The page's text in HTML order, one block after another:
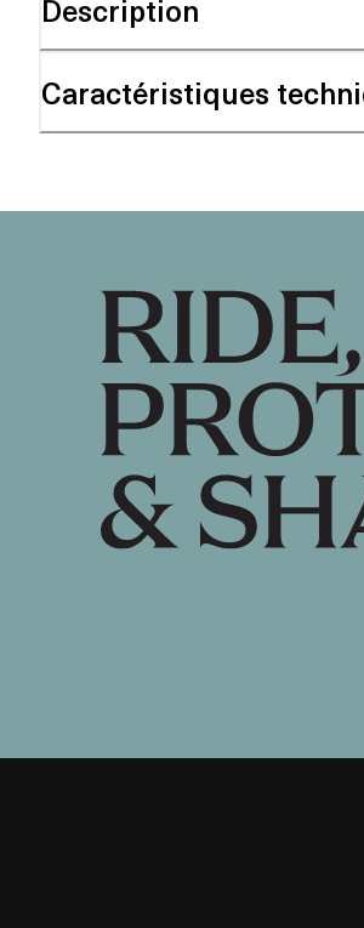
Description
Caractéristiques